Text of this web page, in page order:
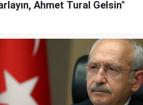
Ahmet Tural Gelsin"